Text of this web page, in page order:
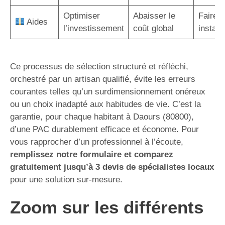
Aides
Optimiser
l’investissement
Abaisser le
coût global
Faire
Ce processus de sélection structuré et réfléchi,
orchestré par un artisan qualifié, évite les erreurs
courantes telles qu’un surdimensionnement onéreux
ou un choix inadapté aux habitudes de vie. C’est la
garantie, pour chaque habitant à Daours (80800),
d’une PAC durablement efficace et économe. Pour
vous rapprocher d’un professionnel à l’écoute,
remplissez notre formulaire et comparez
gratuitement jusqu’à 3 devis de spécialistes locaux
pour une solution sur-mesure.
Zoom sur les différents